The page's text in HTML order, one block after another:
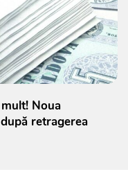
Noua
retragerea